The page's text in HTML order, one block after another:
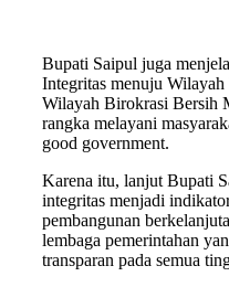
Bupati Saipul juga
Integritas menuju
Wilayah Birokrasi Bersih
rangka melayani
good government.
Karena itu, lanjut Bupati
integritas menjadi
pembangunan
lembaga pemerintahan
transparan pada semua